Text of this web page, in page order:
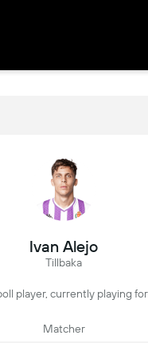
Ivan Alejo
Tillbaka
player, currently playing
Matcher